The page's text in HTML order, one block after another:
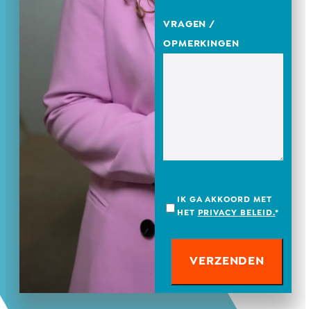
VRAGEN /
OPMERKINGEN
IK GA AKKOORD MET
HET
PRIVACY BELEID.*